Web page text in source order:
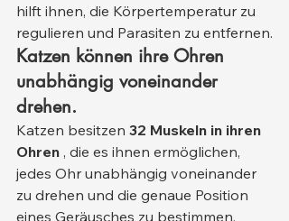
hilft ihnen, die Körpertemperatur zu
regulieren und Parasiten zu entfernen.
Katzen können ihre Ohren
unabhängig voneinander
drehen.
Katzen besitzen 32 Muskeln in ihren
Ohren , die es ihnen ermöglichen,
jedes Ohr unabhängig voneinander
zu drehen und die genaue Position
eines Geräusches zu bestimmen.